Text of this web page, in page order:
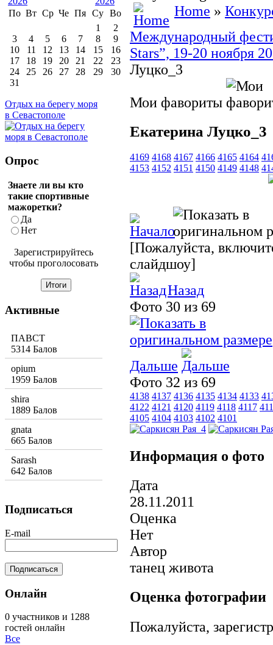
Home »
Международный
Stars”, 19-20 ноября
Луцко_3
Мои фавориты
Екатерина Луцко_3
4169 4168 4167 4166 4165 4164
4153 4152 4151 4150 4149 4148
[Пожалуйста,
слайдшоу]
Назад
Фото 30 из 69
Дальше
Фото 32 из 69
4138 4137 4136 4135 4134 4133
4122 4121 4120 4119 4118 4117
4105 4104 4103 4102 4101
Информация о фото
Дата
28.11.2011
Оценка
Нет
Автор
танец живота
Оценка фотографии
Пожалуйста,
По Вт Ср Че Пя Су Во
1
2
3
4 5 6 7 8
9
10
11 12 13 14 15
16
17
18 19 20 21 22
23
24
25 26 27 28 29
30
31
Отдых на берегу моря
в Севастополе
Опрос
Знаете ли вы кто
такие спортивные
мажоретки?
Да
Нет
Зарегистрируйтесь
чтобы проголосовать
Активные
ПАВСТ
5314 Балов
opium
1959 Балов
shira
1889 Балов
gnata
665 Балов
Sarash
642 Балов
Подписаться
E-mail
Онлайн
0 участников и 1288
гостей онлайн
Все